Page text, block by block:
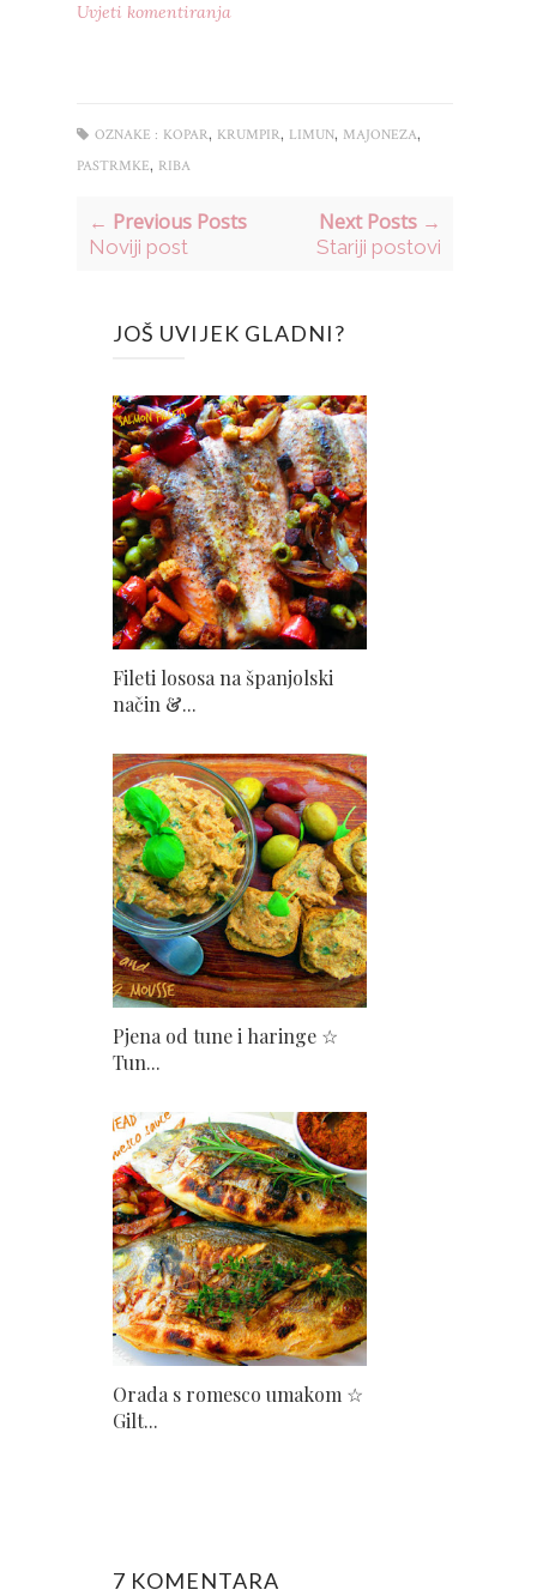
Uvjeti komentiranja
OZNAKE : KOPAR, KRUMPIR, LIMUN, MAJONEZA,
PASTRMKE, RIBA
← Previous Posts
Noviji post
Next Posts →
Stariji postovi
JOŠ UVIJEK GLADNI?
Fileti lososa na španjolski
način &...
Pjena od tune i haringe ☆
Tun...
Orada s romesco umakom ☆
Gilt...
7 KOMENTARA